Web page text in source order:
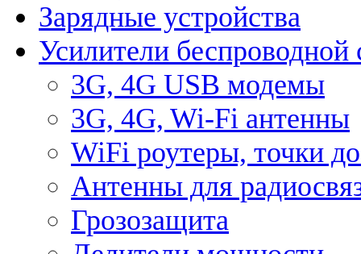
Зарядные устройства
Усилители беспроводной
3G, 4G USB модемы
3G, 4G, Wi-Fi антенны
WiFi роутеры, точки
Антенны для
Грозозащита